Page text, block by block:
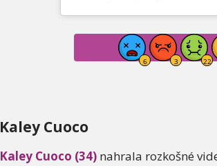
Kaley Cuoco
Kaley Cuoco (34) nahrala rozkošné